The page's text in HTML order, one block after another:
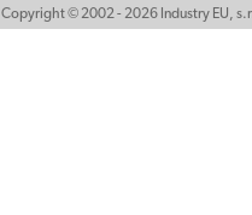
Copyright © 2002 - 2026 Industry EU,